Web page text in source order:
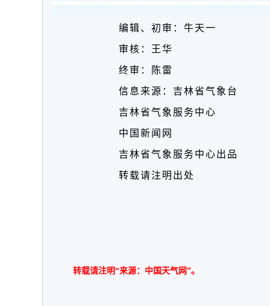
编辑、初审：牛天一
审核：王华
终审：陈雷
信息来源：吉林省气象台
吉林省气象服务中心
中国新闻网
吉林省气象服务中心出品
转载请注明出处
转载请注明“来源：中国天气网”。